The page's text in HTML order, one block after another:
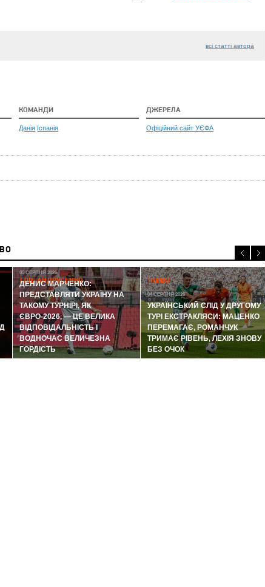
всі статті автора
КОМАНДИ
Данія Іспанія
ДЖЕРЕЛА
Офіційний сайт УЄФА
ГЛІБ АНДРУСЕНКО
05 СЕРПНЯ 2026
ДЕНИС МАРЧЕНКО:
ПРЕДСТАВЛЯТИ УКРАЇНУ НА
ТАКОМУ ТУРНІРІ, ЯК
ЄВРО-2026, — ЦЕ ВЕЛИКА
ВІДПОВІДАЛЬНІСТЬ І
ВОДНОЧАС ВЕЛИЧЕЗНА
ГОРДІСТЬ
ЧТИВО
04 СЕРПНЯ 2026
УКРАЇНСЬКИЙ СЛІД У ДРУГОМУ
ТУРІ ЕКСТРАКЛЯСИ: МАЦЕНКО
ПЕРЕМАГАЄ, РОМАНЧУК
ТРИМАЄ РІВЕНЬ, ЛЕХІЯ ЗНОВУ
БЕЗ ОЧОК